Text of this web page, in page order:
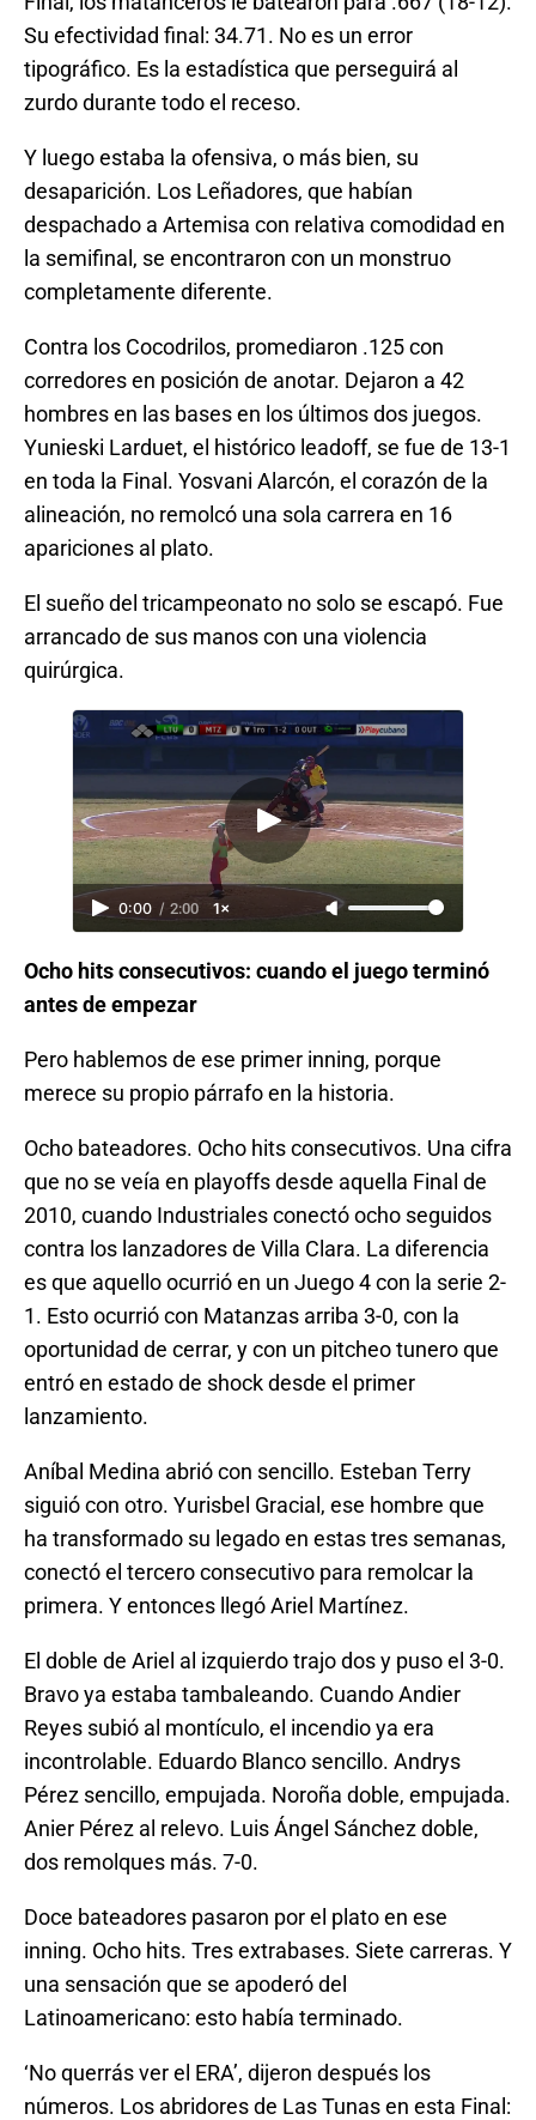
Su efectividad final: 34.71. No es un error
tipográfico. Es la estadística que perseguirá al
zurdo durante todo el receso.
Y luego estaba la ofensiva, o más bien, su
desaparición. Los Leñadores, que habían
despachado a Artemisa con relativa comodidad en
la semifinal, se encontraron con un monstruo
completamente diferente.
Contra los Cocodrilos, promediaron .125 con
corredores en posición de anotar. Dejaron a 42
hombres en las bases en los últimos dos juegos.
Yunieski Larduet, el histórico leadoff, se fue de 13-1
en toda la Final. Yosvani Alarcón, el corazón de la
alineación, no remolcó una sola carrera en 16
apariciones al plato.
El sueño del tricampeonato no solo se escapó. Fue
arrancado de sus manos con una violencia
quirúrgica.
0:00 / 2:00 1×
Ocho hits consecutivos: cuando el juego terminó
antes de empezar
Pero hablemos de ese primer inning, porque
merece su propio párrafo en la historia.
Ocho bateadores. Ocho hits consecutivos. Una cifra
que no se veía en playoffs desde aquella Final de
2010, cuando Industriales conectó ocho seguidos
contra los lanzadores de Villa Clara. La diferencia
es que aquello ocurrió en un Juego 4 con la serie 2-
1. Esto ocurrió con Matanzas arriba 3-0, con la
oportunidad de cerrar, y con un pitcheo tunero que
entró en estado de shock desde el primer
lanzamiento.
Aníbal Medina abrió con sencillo. Esteban Terry
siguió con otro. Yurisbel Gracial, ese hombre que
ha transformado su legado en estas tres semanas,
conectó el tercero consecutivo para remolcar la
primera. Y entonces llegó Ariel Martínez.
El doble de Ariel al izquierdo trajo dos y puso el 3-0.
Bravo ya estaba tambaleando. Cuando Andier
Reyes subió al montículo, el incendio ya era
incontrolable. Eduardo Blanco sencillo. Andrys
Pérez sencillo, empujada. Noroña doble, empujada.
Anier Pérez al relevo. Luis Ángel Sánchez doble,
dos remolques más. 7-0.
Doce bateadores pasaron por el plato en ese
inning. Ocho hits. Tres extrabases. Siete carreras. Y
una sensación que se apoderó del
Latinoamericano: esto había terminado.
‘No querrás ver el ERA’, dijeron después los
números. Los abridores de Las Tunas en esta Final: